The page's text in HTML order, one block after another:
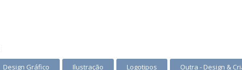
Design Gráfico Ilustração Logotipos Outra - Design &